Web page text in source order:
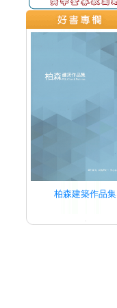
柏森建築作品集